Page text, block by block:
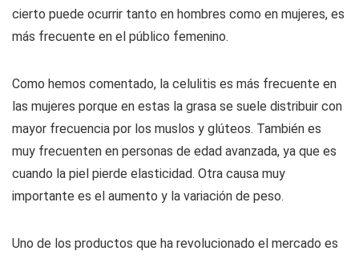
cierto puede ocurrir tanto en hombres como en mujeres, es
más frecuente en el público femenino.
Como hemos comentado, la celulitis es más frecuente en
las mujeres porque en estas la grasa se suele distribuir con
mayor frecuencia por los muslos y glúteos. También es
muy frecuenten en personas de edad avanzada, ya que es
cuando la piel pierde elasticidad. Otra causa muy
importante es el aumento y la variación de peso.
Uno de los productos que ha revolucionado el mercado es